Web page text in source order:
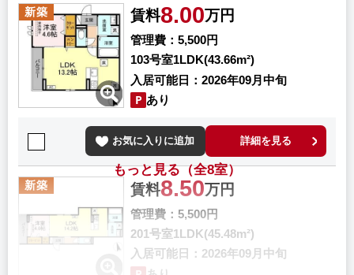
新築 賃料8.00万円
管理費
5,500円
103号室1LDK(43.66m²)
入居可能日
2026年09月中旬
あり
お気に入りに追加 詳細を見る
新築 賃料8.50万円
管理費
5,500円
201号室1LDK(45.48m²)
入居可能日
2026年09月中旬
もっと見る（全8室）